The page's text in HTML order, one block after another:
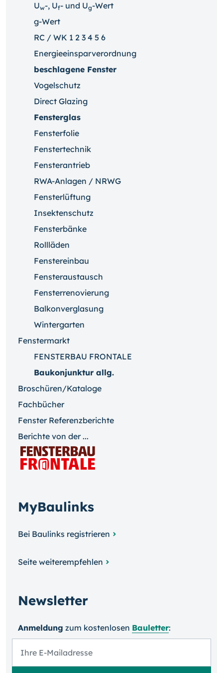
Uw-, Uf- und Ug-Wert
g-Wert
RC / WK 1 2 3 4 5 6
Energieeinsparverordnung
beschlagene Fenster
Vogelschutz
Direct Glazing
Fensterglas
Fensterfolie
Fenstertechnik
Fensterantrieb
RWA-Anlagen / NRWG
Fensterlüftung
Insektenschutz
Fensterbänke
Rollläden
Fenstereinbau
Fensteraustausch
Fensterrenovierung
Balkonverglasung
Wintergarten
Fenstermarkt
FENSTERBAU FRONTALE
Baukonjunktur allg.
Broschüren/Kataloge
Fachbücher
Fenster Referenzberichte
Berichte von der ...
MyBaulinks
Bei Baulinks registrieren
Seite weiterempfehlen
Newsletter
Anmeldung zum kosten­losen Bauletter: